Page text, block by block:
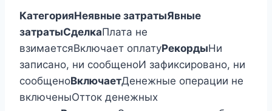
КатегорияНеявные затратыЯвные
затратыСделкаПлата не
взимаетсяВключает оплатуРекордыНи
записано, ни сообщеноИ зафиксировано, ни
сообщеноВключаетДенежные операции не
включеныОтток денежных